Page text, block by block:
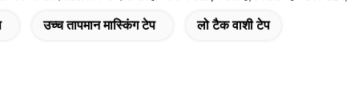
उच्च तापमान मास्किंग टेप लो टैक वाशी टेप